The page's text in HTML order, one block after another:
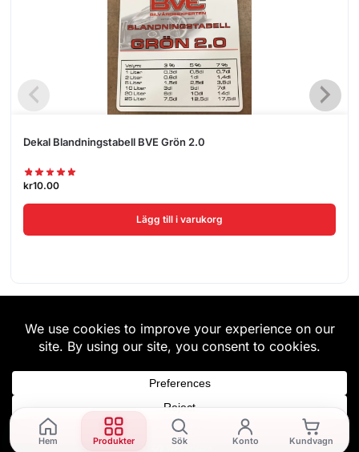
Hem Produkter Sök Konto Kundvagn
Dekal Blandningstabell BVE Grön 2.0
kr10.00
Lägg till i varukorg